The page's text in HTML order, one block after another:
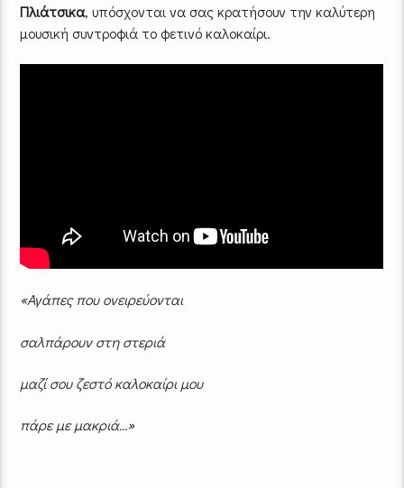
Πλιάτσικα, υπόσχονται να σας κρατήσουν την καλύτερη
μουσική συντροφιά το φετινό καλοκαίρι.
«Αγάπες που ονειρεύονται
σαλπάρουν στη στεριά
μαζί σου ζεστό καλοκαίρι μου
πάρε με μακριά…»